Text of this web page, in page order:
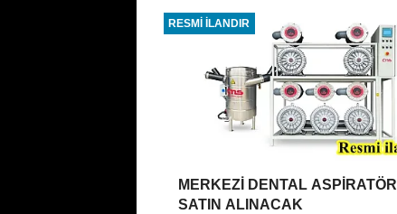
RESMİ İLANDIR
MERKEZİ DENTAL ASPİRATÖR
SATIN ALINACAK